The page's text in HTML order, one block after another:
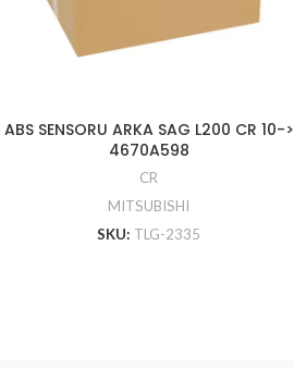
ABS SENSORU ARKA SAG L200 CR 10->
4670A598
CR
MITSUBISHI
SKU: TLG-2335